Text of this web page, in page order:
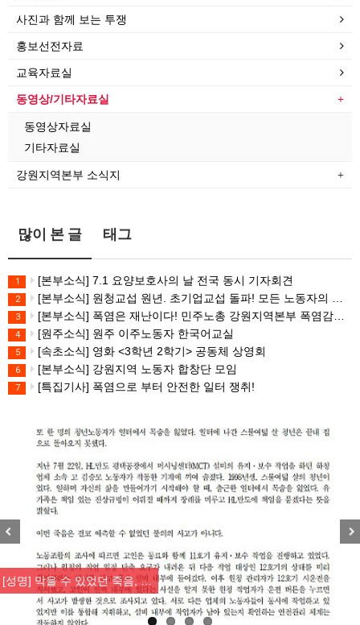
사진과 함께 보는 투쟁
홍보선전자료
교육자료실
동영상/기타자료실
동영상자료실
기타자료실
강원지역본부 소식지
많이 본 글 태그
1 [본부소식] 7.1 요양보호사의 날 전국 동시 기자회견
2 [본부소식] 원청교섭 원년. 초기업교섭 돌파! 모든 노동자의 노동기본권 쟁취! 민주노총 7.15 총파업대회
3 [본부소식] 폭염은 재난이다! 민주노총 강원지역본부 폭염감시단 선포 기자회견
4 [원주소식] 원주 이주노동자 한국어교실
5 [속초소식] 영화 <3학년 2학기> 공동체 상영회
6 [본부소식] 강원지역 노동자 합창단 모임
7 [특집기사] 폭염으로 부터 안전한 일터 쟁취!
[성명] 막을 수 있었던 죽음, …